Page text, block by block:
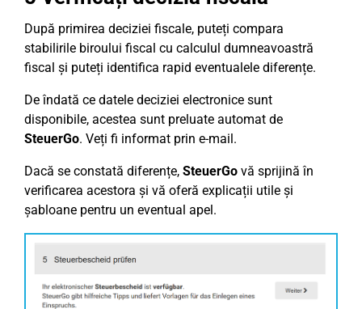
După primirea deciziei fiscale, puteți compara
stabilirile biroului fiscal cu calculul dumneavoastră
fiscal și puteți identifica rapid eventualele diferențe.
De îndată ce datele deciziei electronice sunt
disponibile, acestea sunt preluate automat de
SteuerGo. Veți fi informat prin e-mail.
Dacă se constată diferențe, SteuerGo vă sprijină în
verificarea acestora și vă oferă explicații utile și
șabloane pentru un eventual apel.